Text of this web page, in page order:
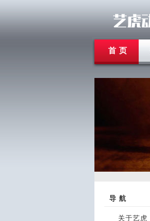
首 页
导 航
关于艺虎